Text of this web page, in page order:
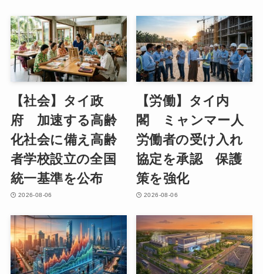
【社会】タイ政
府 加速する高齢
化社会に備え高齢
者学校設立の全国
統一基準を公布
2026-08-06
【労働】タイ内
閣 ミャンマー人
労働者の受け入れ
協定を承認 保護
策を強化
2026-08-06